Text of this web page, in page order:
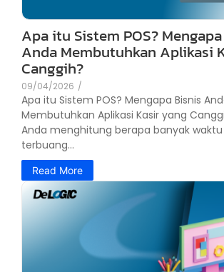
Apa itu Sistem POS?
Anda Membutuhkan Aplikasi
Canggih?
09/04/2026 /
Apa itu Sistem POS? Mengapa Bisnis
Membutuhkan Aplikasi Kasir yang
Anda menghitung berapa banyak
terbuang...
Read More